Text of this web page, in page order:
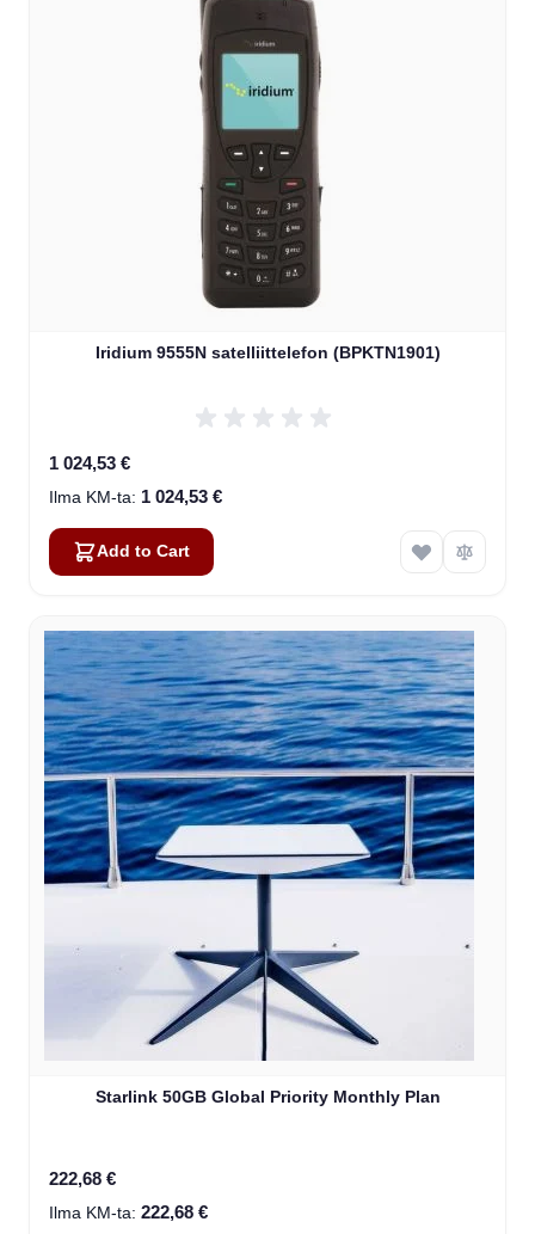
Iridium 9555N satelliittelefon (BPKTN1901)
1 024,53 €
1 024,53 €
Add to Cart
Starlink 50GB Global Priority Monthly Plan
222,68 €
222,68 €